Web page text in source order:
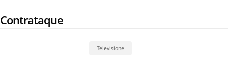
to
Contrataque
Televisione